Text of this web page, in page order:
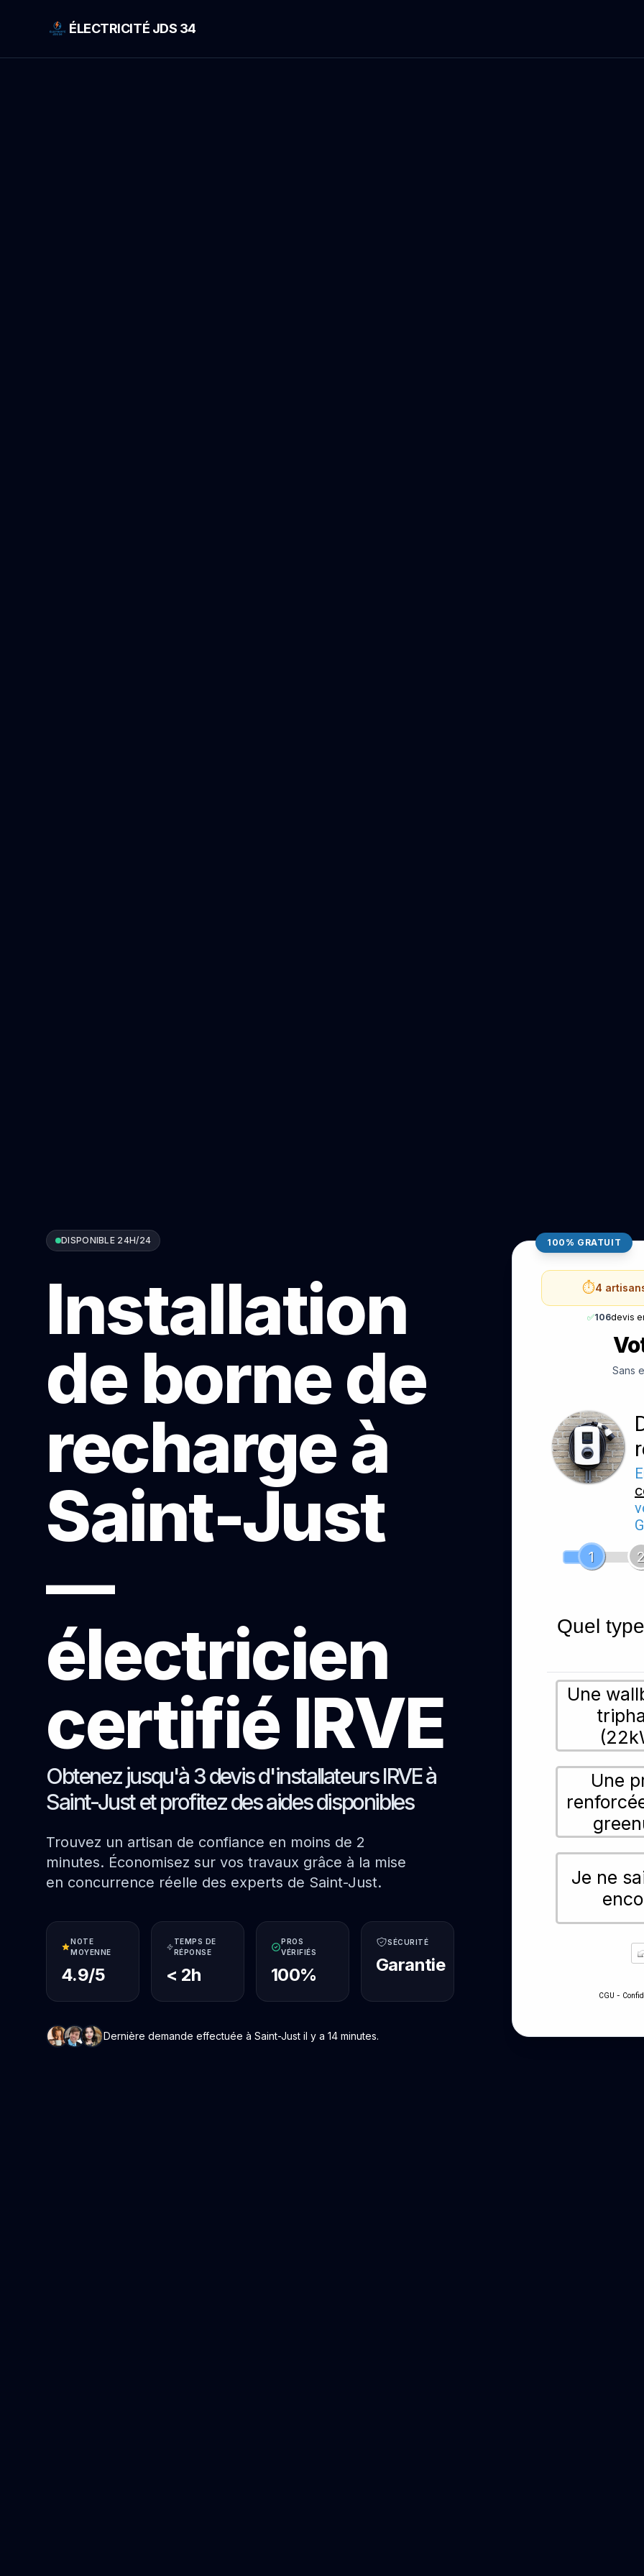
ÉLECTRICITÉ JDS 34
DISPONIBLE 24H/24
Installation
de borne de
recharge à
Saint-Just
—
électricien
certifié IRVE
Obtenez jusqu'à 3 devis d'installateurs IRVE à
Saint-Just et profitez des aides disponibles
Trouvez un artisan de confiance en moins de 2
minutes. Économisez sur vos travaux grâce à la mise
en concurrence réelle des experts de Saint-Just.
NOTE
MOYENNE
4.9/5
TEMPS DE
RÉPONSE
< 2h
PROS
VÉRIFIÉS
100%
SÉCURITÉ
Garantie
Dernière demande effectuée à Saint-Just il y a 14 minutes.
100% GRATUIT
⏱️4
✅106devis
Sans
1
2
Quel
Une
Une
Je ne
CGU -